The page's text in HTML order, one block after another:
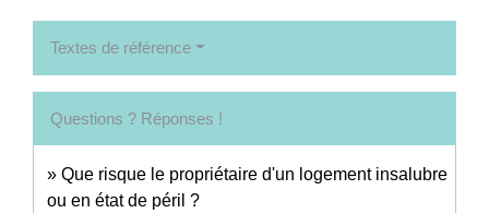
Textes de référence
Questions ? Réponses !
Que risque le propriétaire d'un logement insalubre
ou en état de péril ?